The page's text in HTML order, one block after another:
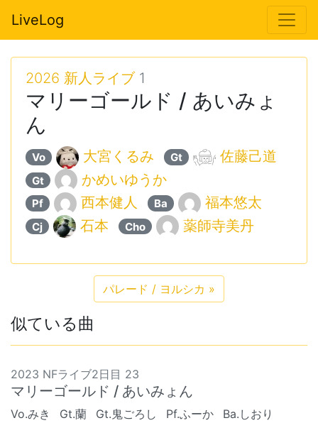
LiveLog
2026 新人ライブ1
マリーゴールド / あいみょ
ん
Vo 大宮くるみ Gt 佐藤己道
Gt かめいゆうか
Pf 西本健人 Ba 福本悠太
Cj 石本 Cho 薬師寺美丹
パレード / ヨルシカ »
似ている曲
2023 NFライブ2日目 23
マリーゴールド / あいみょん
Vo.みき Gt.蘭 Gt.鬼ごろし Pf.ふーか
Ba.しおり